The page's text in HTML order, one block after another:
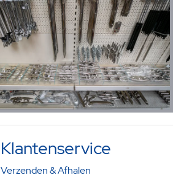
Klantenservice
Verzenden & Afhalen